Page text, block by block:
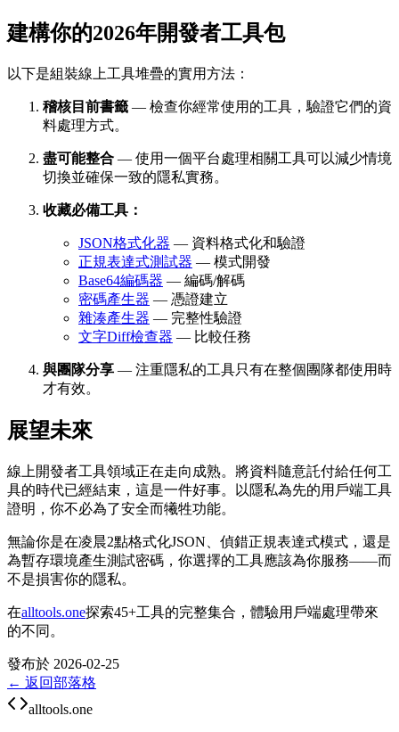
建構你的2026年開發者工具包
以下是組裝線上工具堆疊的實用方法：
稽核目前書籤 — 檢查你經常使用的工具，驗證它們的資
料處理方式。
盡可能整合 — 使用一個平台處理相關工具可以減少情境
切換並確保一致的隱私實務。
收藏必備工具：
JSON格式化器 — 資料格式化和驗證
正規表達式測試器 — 模式開發
Base64編碼器 — 編碼/解碼
密碼產生器 — 憑證建立
雜湊產生器 — 完整性驗證
文字Diff檢查器 — 比較任務
與團隊分享 — 注重隱私的工具只有在整個團隊都使用時
才有效。
展望未來
線上開發者工具領域正在走向成熟。將資料隨意託付給任何工
具的時代已經結束，這是一件好事。以隱私為先的用戶端工具
證明，你不必為了安全而犧牲功能。
無論你是在凌晨2點格式化JSON、偵錯正規表達式模式，還是
為暫存環境產生測試密碼，你選擇的工具應該為你服務——而
不是損害你的隱私。
在alltools.one探索45+工具的完整集合，體驗用戶端處理帶來
的不同。
發布於 2026-02-25
← 返回部落格
alltools.one